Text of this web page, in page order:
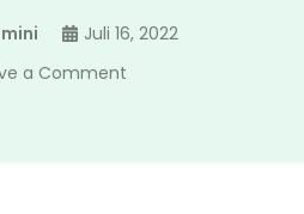
Juli 16, 2022
a Commenton
Digital